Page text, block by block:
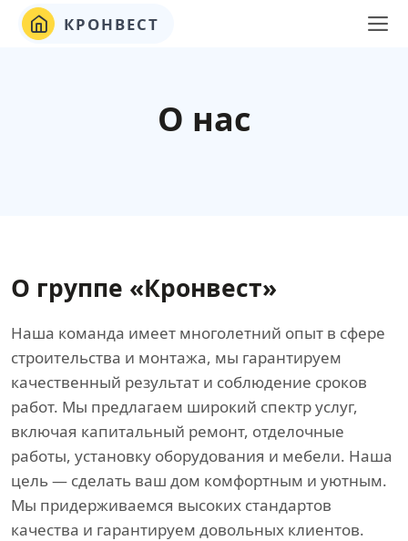
КРОНВЕСТ
О нас
О группе «Кронвест»
Наша команда имеет многолетний опыт в сфере
строительства и монтажа, мы гарантируем
качественный результат и соблюдение сроков
работ. Мы предлагаем широкий спектр услуг,
включая капитальный ремонт, отделочные
работы, установку оборудования и мебели. Наша
цель — сделать ваш дом комфортным и уютным.
Мы придерживаемся высоких стандартов
качества и гарантируем довольных клиентов.